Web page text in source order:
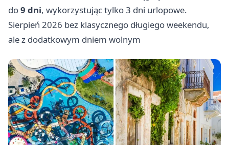
do9 dni, wykorzystując tylko 3 dni urlopowe.
Sierpień 2026 bez klasycznego długiego weekendu,
ale z dodatkowym dniem wolnym